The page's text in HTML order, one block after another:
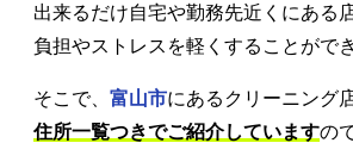
出来るだけ自宅や勤務先近くにある
負担やストレスを軽くすることがで
そこで、 富山市にあるクリーニング
住所一覧つきでご紹介していますの